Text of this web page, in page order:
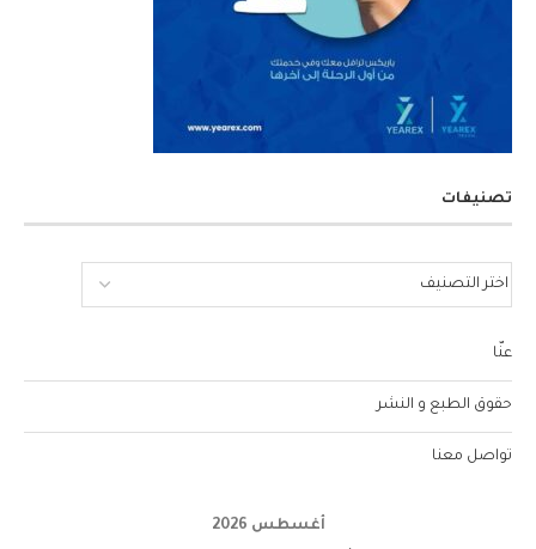
تصنيفات
عنّا
حقوق الطبع و النشر
تواصل معنا
أغسطس 2026